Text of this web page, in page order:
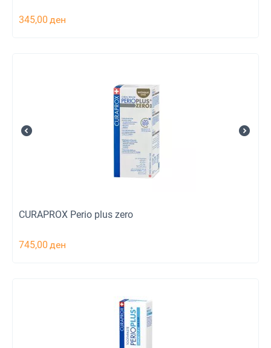
345,00 ден
CURAPROX Perio plus zero
745,00 ден